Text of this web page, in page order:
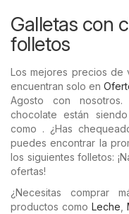
Galletas con
folletos
Los mejores precios de
encuentran solo en
Agosto con
chocolate están
como . ¿Has
puedes encontrar la
los siguientes folletos:
ofertas!
¿Necesitas comprar
productos comoLeche ,